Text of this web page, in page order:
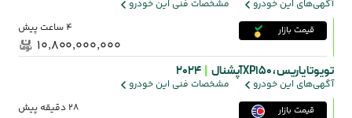
آگهی‌های این خودرو مشخصات فنی این خودرو
قیمت بازار 4 ساعت پیش
۱۰٬۸۰۰٬۰۰۰٬۰۰۰
تویوتا یاریس ،XP150 آپشنال 2024
آگهی‌های این خودرو مشخصات فنی این خودرو
قیمت بازار 28 دقیقه پیش